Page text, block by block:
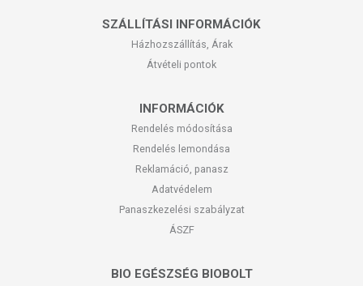
SZÁLLÍTÁSI INFORMÁCIÓK
Házhozszállítás, Árak
Átvételi pontok
INFORMÁCIÓK
Rendelés módosítása
Rendelés lemondása
Reklamáció, panasz
Adatvédelem
Panaszkezelési szabályzat
ÁSZF
BIO EGÉSZSÉG BIOBOLT